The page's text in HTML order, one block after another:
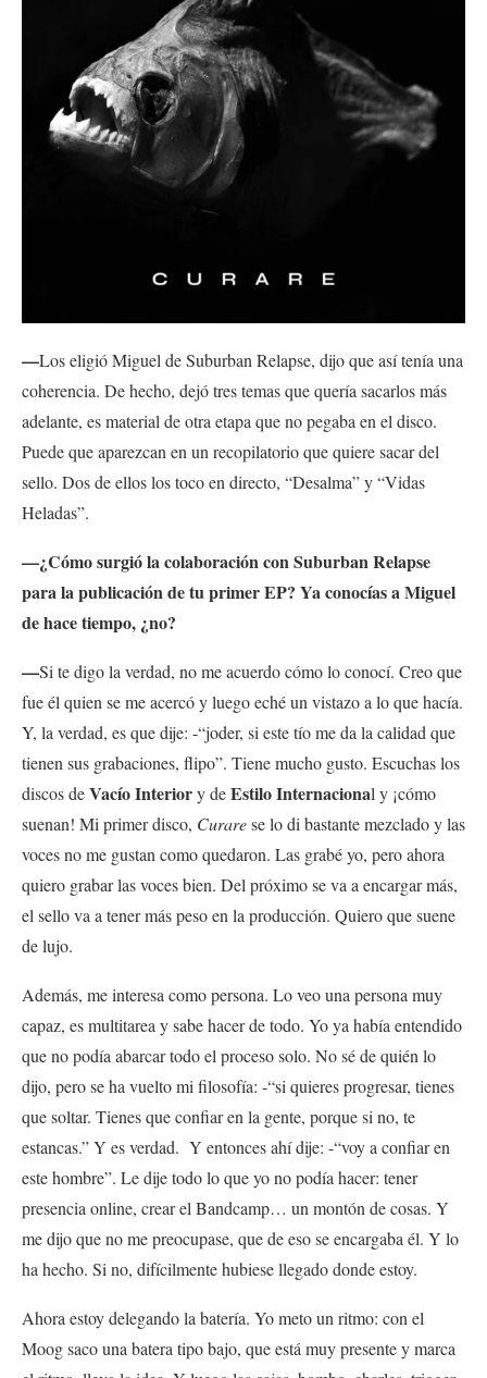
—Los eligió Miguel de Suburban Relapse, dijo que así tenía una
coherencia. De hecho, dejó tres temas que quería sacarlos más
adelante, es material de otra etapa que no pegaba en el disco.
Puede que aparezcan en un recopilatorio que quiere sacar del
sello. Dos de ellos los toco en directo, “Desalma” y “Vidas
Heladas”.
—¿Cómo surgió la colaboración con Suburban Relapse
para la publicación de tu primer EP? Ya conocías a Miguel
de hace tiempo, ¿no?
—Si te digo la verdad, no me acuerdo cómo lo conocí. Creo que
fue él quien se me acercó y luego eché un vistazo a lo que hacía.
Y, la verdad, es que dije: -“joder, si este tío me da la calidad que
tienen sus grabaciones, flipo”. Tiene mucho gusto. Escuchas los
discos deVacío Interiory deEstilo Internacional y ¡cómo
suenan! Mi primer disco, Curarese lo di bastante mezclado y las
voces no me gustan como quedaron. Las grabé yo, pero ahora
quiero grabar las voces bien. Del próximo se va a encargar más,
el sello va a tener más peso en la producción. Quiero que suene
de lujo.
Además, me interesa como persona. Lo veo una persona muy
capaz, es multitarea y sabe hacer de todo. Yo ya había entendido
que no podía abarcar todo el proceso solo. No sé de quién lo
dijo, pero se ha vuelto mi filosofía: -“si quieres progresar, tienes
que soltar. Tienes que confiar en la gente, porque si no, te
estancas.” Y es verdad. Y entonces ahí dije: -“voy a confiar en
este hombre”. Le dije todo lo que yo no podía hacer: tener
presencia online, crear el Bandcamp… un montón de cosas. Y
me dijo que no me preocupase, que de eso se encargaba él. Y lo
ha hecho. Si no, difícilmente hubiese llegado donde estoy.
Ahora estoy delegando la batería. Yo meto un ritmo: con el
Moog saco una batera tipo bajo, que está muy presente y marca